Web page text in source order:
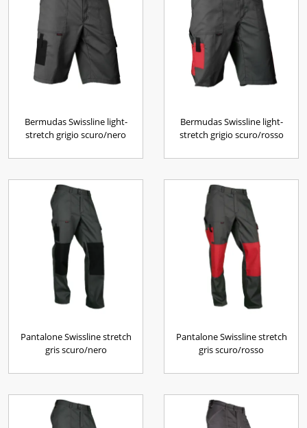
Bermudas Swissline light-
stretch grigio scuro/nero
Bermudas Swissline light-
stretch grigio scuro/rosso
Pantalone Swissline stretch
gris scuro/nero
Pantalone Swissline stretch
gris scuro/rosso